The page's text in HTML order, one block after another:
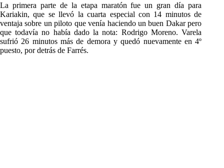
La primera parte de la etapa maratón fue un gran día para
Kariakin, que se llevó la cuarta especial con 14 minutos de
ventaja sobre un piloto que venía haciendo un buen Dakar pero
que todavía no había dado la nota: Rodrigo Moreno. Varela
sufrió 26 minutos más de demora y quedó nuevamente en 4º
puesto, por detrás de Farrés.